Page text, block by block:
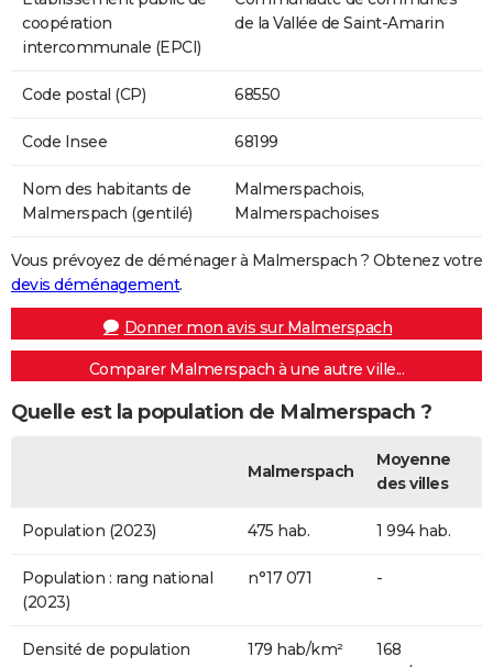
coopération
intercommunale (EPCI)
de la Vallée de Saint-Amarin
Code postal (CP) 68550
Code Insee 68199
Nom des habitants de
Malmerspach (gentilé)
Malmerspachois,
Malmerspachoises
Vous prévoyez de déménager à Malmerspach ? Obtenez votre
devis déménagement.
Donner mon avis sur Malmerspach
Comparer Malmerspach à une autre ville...
Quelle est la population de Malmerspach ?
Malmerspach
Moyenne
des villes
Population (2023) 475 hab. 1 994 hab.
Population : rang national
(2023)
n°17 071 -
Densité de population
179 hab/km²
168